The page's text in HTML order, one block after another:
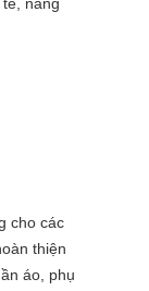
cho các
thiện
áo, phụ